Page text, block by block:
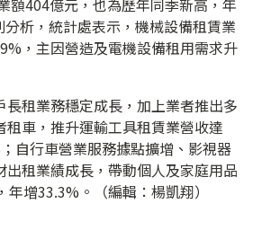
額404億元，也為歷年同季新高，年
析，統計處表示，機械設備租賃業
，主因營造及電機設備租用需求升
租業務穩定成長，加上業者推出多
租車，推升運輸工具租賃業營收達
自行車營業服務據點擴增、影視器
租業績成長，帶動個人及家庭用品
增33.3%。（編輯：楊凱翔）